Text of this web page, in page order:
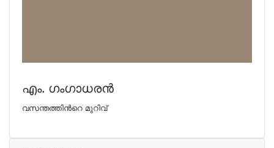
എം. ഗംഗാധരന്‍
വസന്തത്തിന്‍റെ മുറിവ്